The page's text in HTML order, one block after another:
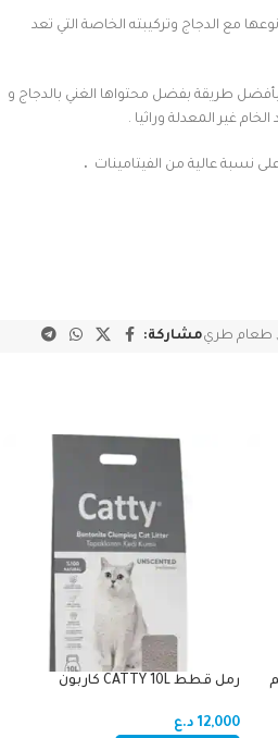
مع الدجاج وتركيبته الخاصة التي تعد
طريقة بفضل محتواها الغني بالدجاج و
غير المعدلة وراثيا .
.
, طعام طريمشاركة:
رمل قطط CATTY 10L كاربون
12,000 د.ع